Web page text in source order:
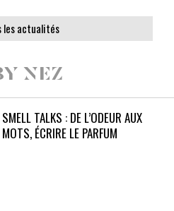
les actualités
NEZ
SMELL TALKS : DE L’ODEUR AUX
MOTS, ÉCRIRE LE PARFUM